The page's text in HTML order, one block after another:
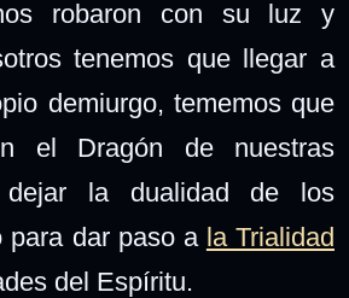
robaron con su luz y
tenemos que llegar a
demiurgo, tememos que
el Dragón de nuestras
dejar la dualidad de los
para dar paso a la Trialidad
del Espíritu.